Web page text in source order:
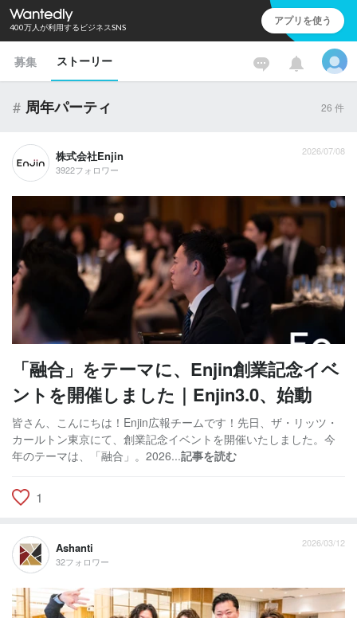
400万人が利用するビジネスSNS アプリを使う
募集 ストーリー
# 周年パーティ 26 件
株式会社Enjin
3922フォロワー
2026/07/08
「融合」をテーマに、Enjin創業記念イベ
ントを開催しました｜Enjin3.0、始動
皆さん、こんにちは！Enjin広報チームです！先日、ザ・リッツ・
カールトン東京にて、創業記念イベントを開催いたしました。今
年のテーマは、「融合」。2026...記事を読む
1
Ashanti
32フォロワー
2026/03/12